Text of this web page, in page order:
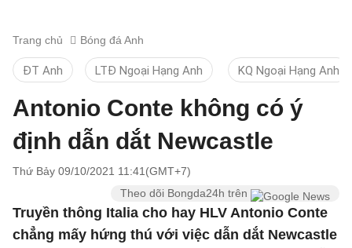
Trang chủ Bóng đá Anh
ĐT Anh LTĐ Ngoại Hạng Anh KQ Ngoại Hạng Anh
Antonio Conte không có ý
định dẫn dắt Newcastle
Thứ Bảy 09/10/2021 11:41(GMT+7)
Theo dõi Bongda24h trên
Truyền thông Italia cho hay HLV Antonio Conte
chẳng mấy hứng thú với việc dẫn dắt Newcastle